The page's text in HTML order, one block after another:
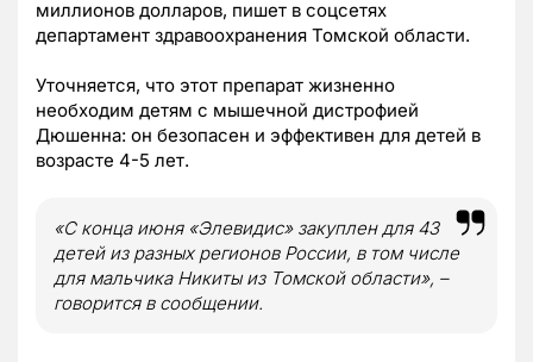
миллионов долларов, пишет в соцсетях
департамент здравоохранения Томской области.
Уточняется, что этот препарат жизненно
необходим детям с мышечной дистрофией
Дюшенна: он безопасен и эффективен для детей в
возрасте 4-5 лет.
«С конца июня «Элевидис» закуплен для 43
детей из разных регионов России, в том числе
для мальчика Никиты из Томской области», –
говорится в сообщении.